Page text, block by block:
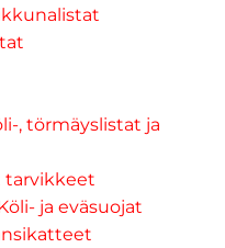
, törmäyslistat ja
tarvikkeet
ja eväsuojat